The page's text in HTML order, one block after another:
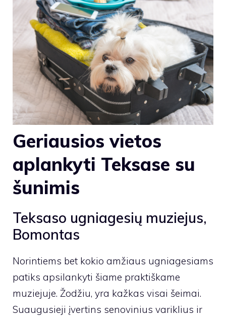
Geriausios vietos
aplankyti Teksase su
šunimis
Teksaso ugniagesių muziejus,
Bomontas
Norintiems bet kokio amžiaus ugniagesiams
patiks apsilankyti šiame praktiškame
muziejuje. Žodžiu, yra kažkas visai šeimai.
Suaugusieji įvertins senovinius variklius ir